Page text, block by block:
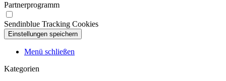
Partnerprogramm
Sendinblue Tracking Cookies
Menü schließen
Kategorien